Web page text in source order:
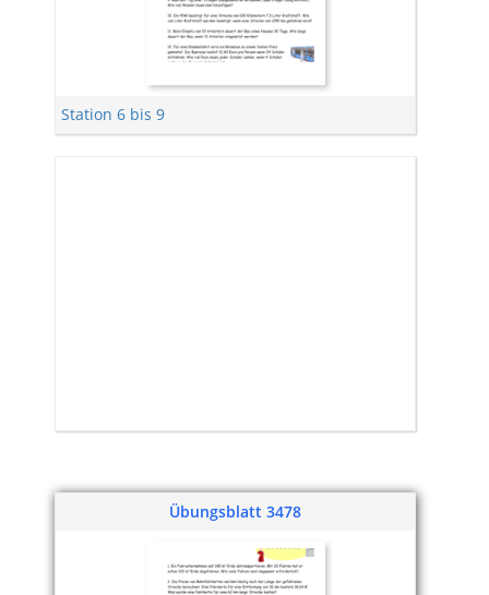
Station 6 bis 9
Übungsblatt 3478